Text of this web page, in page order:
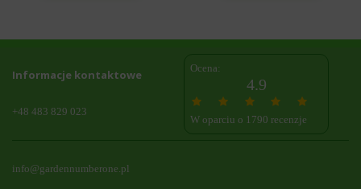
Informacje kontaktowe
+48 483 829 023
Ocena:
4.9
W oparciu o 1790 recenzje
info@gardennumberone.pl